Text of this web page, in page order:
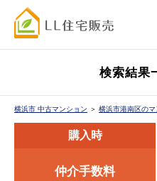
検索結果
横浜市 中古マンション ＞ 横浜市港南区の
購入時
仲介手数料